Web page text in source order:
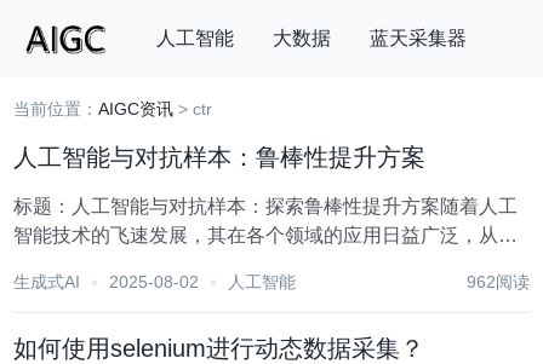
人工智能 大数据 蓝天采集器
搜索
当前位置：AIGC资讯 > ctr
人工智能与对抗样本：鲁棒性提升方案
标题：人工智能与对抗样本：探索鲁棒性提升方案随着人工
智能技术的飞速发展，其在各个领域的应用日益广泛，从自
改变着我们的生活方式。然而，人工智能系统的安全性问题
生成式AI 2025-08-02 人工智能 962阅读
如何使用selenium进行动态数据采集？